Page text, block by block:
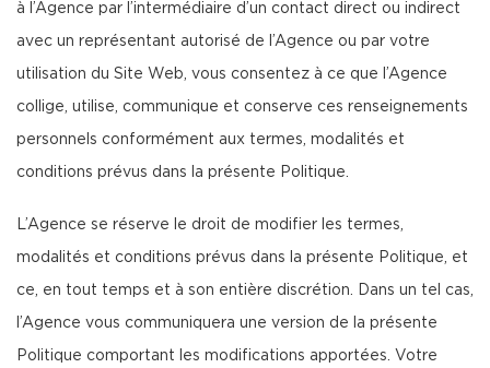
à l’Agence par l’intermédiaire d’un contact direct ou indirect
avec un représentant autorisé de l’Agence ou par votre
utilisation du Site Web, vous consentez à ce que l’Agence
collige, utilise, communique et conserve ces renseignements
personnels conformément aux termes, modalités et
conditions prévus dans la présente Politique.
L’Agence se réserve le droit de modifier les termes,
modalités et conditions prévus dans la présente Politique, et
ce, en tout temps et à son entière discrétion. Dans un tel cas,
l’Agence vous communiquera une version de la présente
Politique comportant les modifications apportées. Votre